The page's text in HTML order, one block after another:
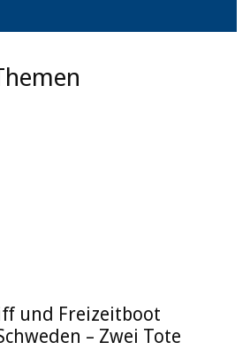
und Freizeitboot
– Zwei Tote